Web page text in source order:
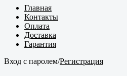
Главная
Контакты
Оплата
Доставка
Гарантия
Вход с паролем/Регистрация